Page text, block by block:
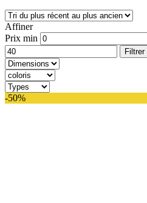
Affiner
Prix min
Filtrer
-50%